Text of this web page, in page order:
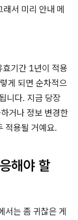
서 미리 안내 메
기간 1년이 적용
게 되면 순차적으
니다. 지금 당장
거나 정보 변경한
적용될 거예요.
해야 할
서는 좀 귀찮은 게